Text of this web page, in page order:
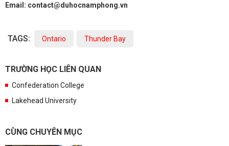
Email: contact@duhocnamphong.vn
TAGS: Ontario Thunder Bay
TRƯỜNG HỌC LIÊN QUAN
Confederation College
Lakehead University
CÙNG CHUYÊN MỤC